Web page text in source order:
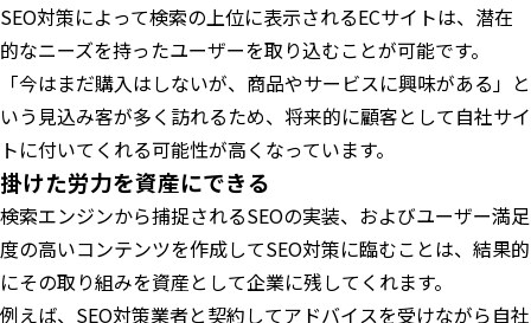
SEO対策によって検索の上位に表示されるECサイトは、潜在
的なニーズを持ったユーザーを取り込むことが可能です。
「今はまだ購入はしないが、商品やサービスに興味がある」と
いう見込み客が多く訪れるため、将来的に顧客として自社サイ
トに付いてくれる可能性が高くなっています。
掛けた労力を資産にできる
検索エンジンから捕捉されるSEOの実装、およびユーザー満足
度の高いコンテンツを作成してSEO対策に臨むことは、結果的
にその取り組みを資産として企業に残してくれます。
例えば、SEO対策業者と契約してアドバイスを受けながら自社